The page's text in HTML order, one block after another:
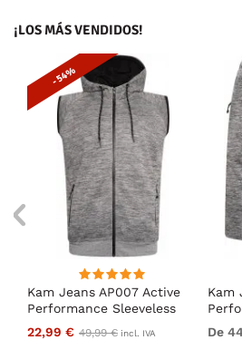
¡LOS MÁS VENDIDOS!
Kam Jeans AP007 Active
Performance Sleeveless
Hoody Grey
- 54%
22,99 € 49,99 € incl. IVA
Kam
Grey
De